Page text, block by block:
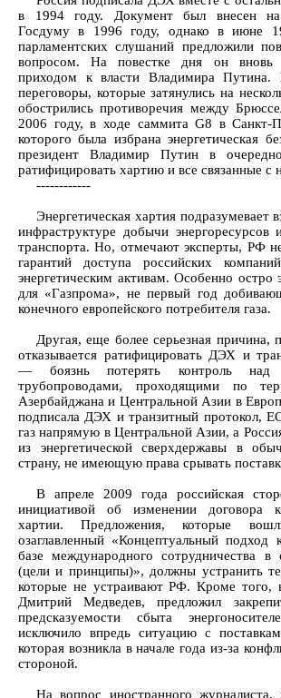
в 1994 году. Документ был внесен
Госдуму в 1996 году, однако в июне
парламентских слушаний предложили
вопросом. На повестке дня он вновь
приходом к власти Владимира
переговоры, которые затянулись на
обострились противоречия между
2006 году, в ходе саммита G8 в Санкт-
которого была избрана энергетическая
президент Владимир Путин в
ратифицировать хартию и все связанные с
------------
Энергетическая хартия подразумевает
инфраструктуре добычи энергоресурсов
транспорта. Но, отмечают эксперты, РФ
гарантий доступа российских
энергетическим активам. Особенно остро
для «Газпрома», не первый год
конечного европейского потребителя газа.
Другая, еще более серьезная причина,
отказывается ратифицировать ДЭХ и
— боязнь потерять контроль над
трубопроводами, проходящими по
Азербайджана и Центральной Азии в
подписала ДЭХ и транзитный протокол,
газ напрямую в Центральной Азии, а
из энергетической сверхдержавы в
страну, не имеющую права срывать
В апреле 2009 года российская
инициативой об изменении договора к
хартии. Предложения, которые
озаглавленный «Концептуальный подход
базе международного сотрудничества в
(цели и принципы)», должны устранить
которые не устраивают РФ. Кроме того,
Дмитрий Медведев, предложил
предсказуемости сбыта
исключило впредь ситуацию с
которая возникла в начале года из-за
стороной.
На вопрос иностранного